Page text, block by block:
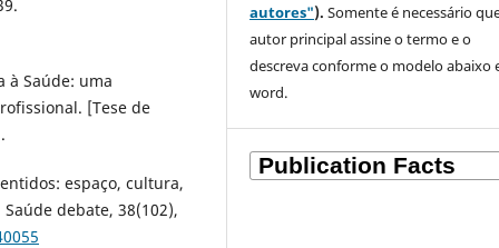
à Saúde: uma
[Tese de
espaço, cultura,
debate, 38(102),
autores"). Somente é necessário
autor principal assine o termo e o
descrevaconforme o modelo abaixo
word.